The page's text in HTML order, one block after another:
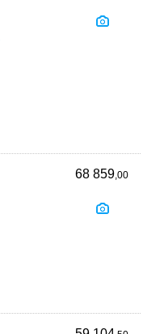
68 859,00